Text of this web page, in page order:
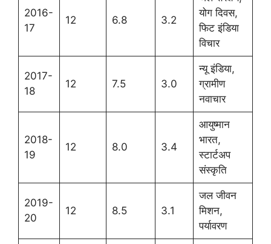
2016-
17
12 6.8 3.2
योग दिवस,
फिट इंडिया
विचार
2017-
18
12 7.5 3.0
न्यू इंडिया,
ग्रामीण
नवाचार
2018-
19
12 8.0 3.4
आयुष्मान
भारत,
स्टार्टअप
संस्कृति
2019-
20
12 8.5 3.1
जल जीवन
मिशन,
पर्यावरण